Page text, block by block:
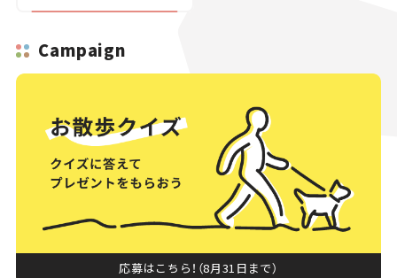
Campaign
応募はこちら！（8月31日まで）